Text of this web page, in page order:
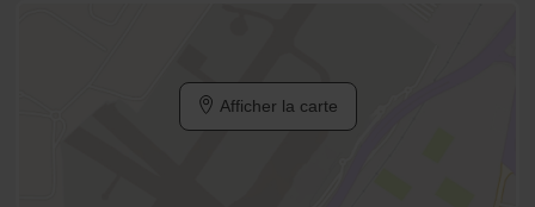
Afficher la carte